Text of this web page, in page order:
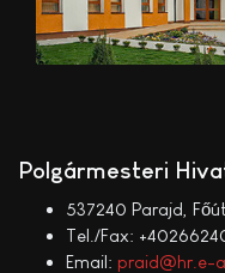
Polgármesteri
537240 Parajd,
Tel./Fax:
Email: praid@hr.e-